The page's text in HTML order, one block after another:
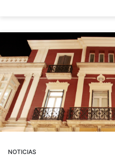
NOTICIAS